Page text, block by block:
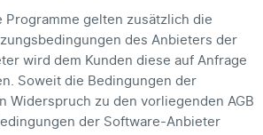
Programme gelten zusätzlich die
des Anbieters der
wird dem Kunden diese auf Anfrage
Soweit die Bedingungen der
Widerspruch zu den vorliegenden AGB
der Software-Anbieter